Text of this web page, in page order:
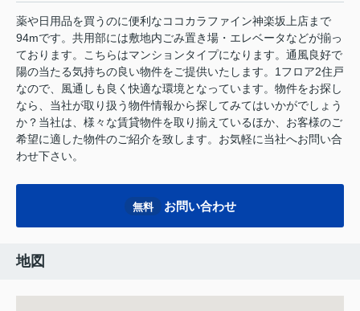
薬や日用品を買うのに便利なココカラファイン神楽坂上店まで
94mです。共用部には敷地内ごみ置き場・エレベータなどが揃っ
ております。こちらはマンションタイプになります。通風良好で
陽の当たる気持ちの良い物件をご提供いたします。1フロア2住戸
なので、風通しも良く快適な環境となっています。物件をお探し
なら、当社が取り扱う物件情報から探してみてはいかがでしょう
か？当社は、様々な賃貸物件を取り揃えているほか、お客様のご
希望に適した物件のご紹介を致します。お気軽に当社へお問い合
わせ下さい。
無料 お問い合わせ
地図